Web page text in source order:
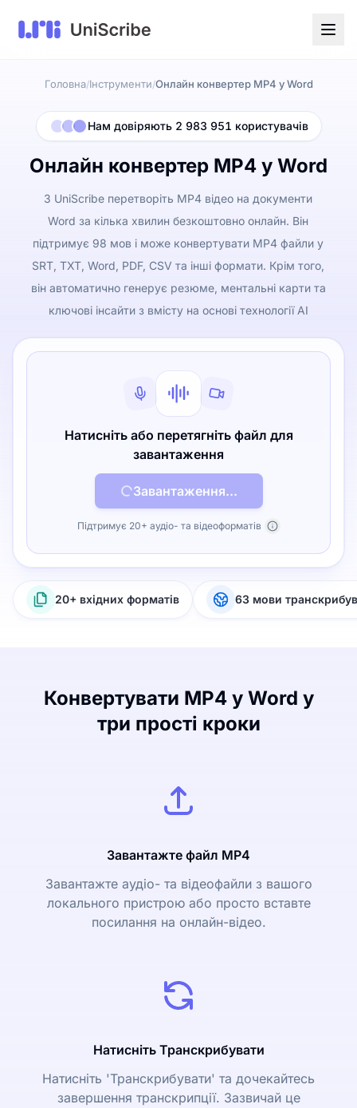
Головна/Інструменти/Онлайн конвертер MP4 у Word
Нам довіряють 2 983 951 користувачів
Онлайн конвертер MP4 у Word
З UniScribe перетворіть MP4 відео на документи
Word за кілька хвилин безкоштовно онлайн. Він
підтримує 98 мов і може конвертувати MP4 файли у
SRT, TXT, Word, PDF, CSV та інші формати. Крім того,
він автоматично генерує резюме, ментальні карти та
ключові інсайти з вмісту на основі технології AI
Натисніть або перетягніть файл для
завантаження
Завантаження...
Підтримує 20+ аудіо- та відеоформатів
20+ вхідних форматів 63 мови
Конвертувати MP4 у Word у
три прості кроки
Завантажте файл MP4
Завантажте аудіо- та відеофайли з вашого
локального пристрою або просто вставте
посилання на онлайн-відео.
Натисніть Транскрибувати
Натисніть 'Транскрибувати' та дочекайтесь
завершення транскрипції. Зазвичай це